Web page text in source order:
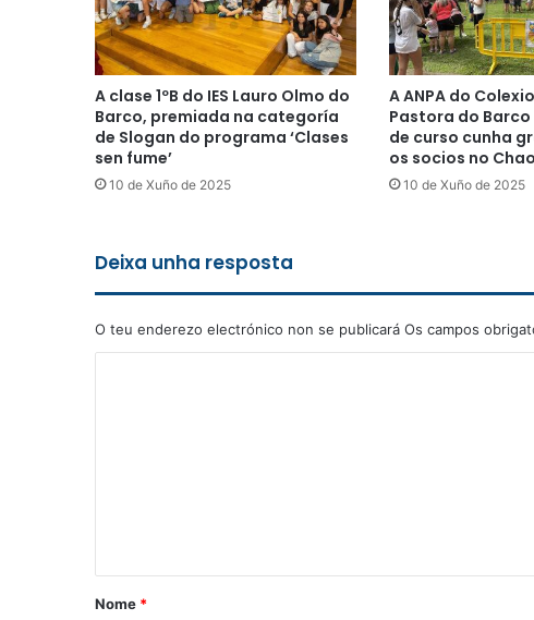
A clase 1ºB do IES Lauro Olmo do
Barco, premiada na categoría
de Slogan do programa ‘Clases
sen fume’
10 de Xuño de 2025
A ANPA do
Pastora do
de curso cunha
os socios no Chao
10 de Xuño de 2025
Deixa unha resposta
O teu enderezo electrónico non se publicará Os campos
rNome *